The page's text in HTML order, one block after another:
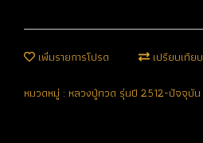
เพิ่มรายการโปรด เปรียบเทียบ
หมวดหมู่ : หลวงปู่ทวด รุ่นปี 2512-ปัจจุบัน